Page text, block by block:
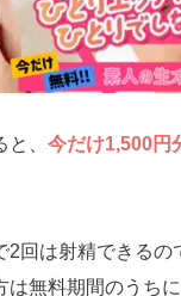
、 今だけ1,500円
2回は射精できるの
無料期間のうちに